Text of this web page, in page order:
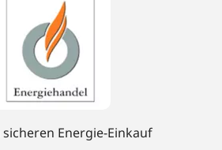
Energie-Einkauf